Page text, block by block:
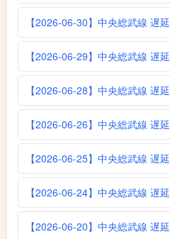
【2026-06-30】中央総武線 遅延
【2026-06-29】中央総武線 遅延
【2026-06-28】中央総武線 遅延
【2026-06-26】中央総武線 遅延
【2026-06-25】中央総武線 遅延
【2026-06-24】中央総武線 遅延
【2026-06-20】中央総武線 遅延